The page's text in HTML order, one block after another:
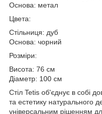
Основа: метал
Цвета:
Стільниця: дуб
Основа: чорний
Розміри:
Висота: 76 см
Діаметр: 100 см
Стіл Tetis об'єднує в собі
та естетику натурального
універсальним рішенням